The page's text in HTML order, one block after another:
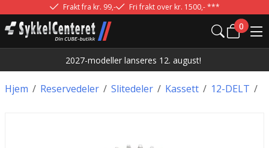
Frakt fra kr. 99,- Fri frakt over kr. 1500,- ***
0
2027-modeller lanseres 12. august!
/
Hjem /
Reservedeler /
Slitedeler /
Kassett /
12-DELT